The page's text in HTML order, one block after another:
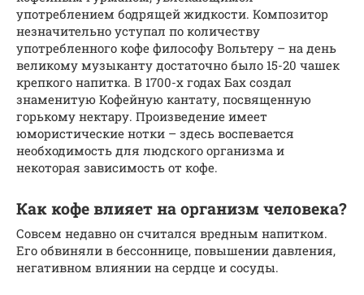
употреблением бодрящей жидкости. Композитор
незначительно уступал по количеству
употребленного кофе философу Вольтеру – на день
великому музыканту достаточно было 15-20 чашек
крепкого напитка. В 1700-х годах Бах создал
знаменитую Кофейную кантату, посвященную
горькому нектару. Произведение имеет
юмористические нотки – здесь воспевается
необходимость для людского организма и
некоторая зависимость от кофе.
Как кофе влияет на организм человека?
Совсем недавно он считался вредным напитком.
Его обвиняли в бессоннице, повышении давления,
негативном влиянии на сердце и сосуды.